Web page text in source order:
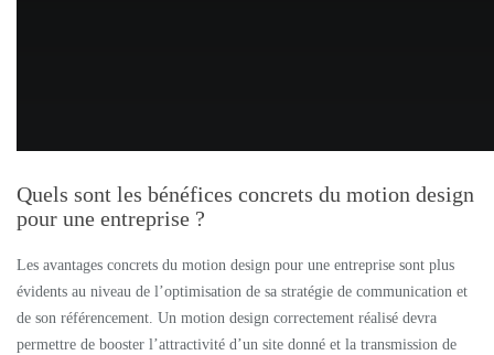
Quels sont les bénéfices concrets du motion design
pour une entreprise ?
Les avantages concrets du motion design pour une entreprise sont plus
évidents au niveau de l’optimisation de sa stratégie de communication et
de son référencement. Un motion design correctement réalisé devra
permettre de booster l’attractivité d’un site donné et la transmission de